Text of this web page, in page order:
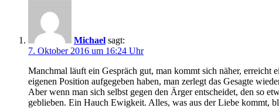
Michael sagt:
7. Oktober 2016 um 16:24 Uhr
Manchmal läuft ein Gespräch gut, man kommt sich näher,
eigenen Position aufgegeben haben, man zerlegt das Gesagte
Aber wenn man sich selbst gegen den Ärger entscheidet, den so
geblieben. Ein Hauch Ewigkeit. Alles, was aus der Liebe kommt,